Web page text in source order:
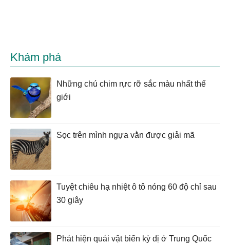
Khám phá
Những chú chim rực rỡ sắc màu nhất thế
giới
Sọc trên mình ngựa vằn được giải mã
Tuyệt chiêu hạ nhiệt ô tô nóng 60 độ chỉ sau
30 giây
Phát hiện quái vật biển kỳ dị ở Trung Quốc